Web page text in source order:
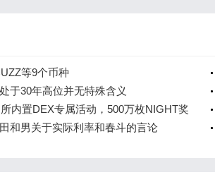
等9个币种
于30年高位并无特殊含义
内置DEX专属活动，500万枚NIGHT奖
和男关于实际利率和春斗的言论